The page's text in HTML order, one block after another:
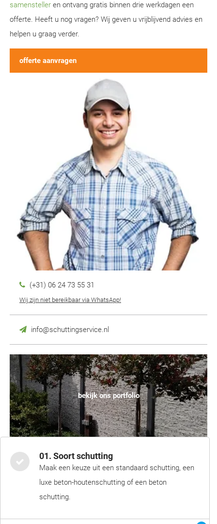
samensteller en ontvang gratis binnen drie werkdagen een
offerte. Heeft u nog vragen? Wij geven u vrijblijvend advies en
helpen u graag verder.
offerte aanvragen
(+31) 06 24 73 55 31
Wij zijn niet bereikbaar via WhatsApp!
info@schuttingservice.nl
bekijk ons portfolio
01. Soort schutting
Maak een keuze uit een standaard schutting, een
luxe beton-houtenschutting of een beton
schutting.